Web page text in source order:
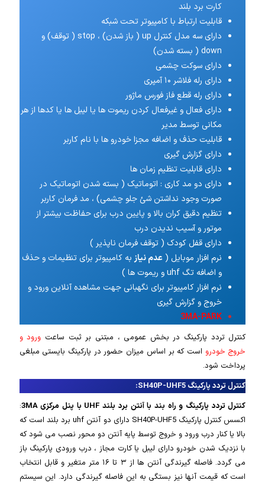
کارت برد بلند
قابلیت ارتباط با کامپیوتر تحت شبکه
دارای سه مدل کنترل up ( باز شدن) ، stop ( توقف) و
down ( بسته شدن)
دارای سوکت چشمی
دارای رله فلاشر ۱۰ آمپری
دارای رله قطع فاز فورس ماژور
دارای فعال و غیرفعال کردن ریموت ها یا لیبل ها یا کدها از هر
مکانی توسط مدیر
قابلیت حذف و اضافه مجزا خودرو ها با نام کاربر
دارای گزارش گیری
دارای قابلیت تنظیم زمان ها
دارای دو مد کاری : اتوماتیک ( بسته شدن اتوماتیک در
صورت وجود نداشتن شئ جلو چشمی) ، مد فرمان کاربر
تنظیم دقیق کران بالا و پایین درب برای حفاظت بیشتر از
موتور و آسیب ندیدن درب
دارای قفل کودک ( توقف فرمان ناپذیر )
نرم افزار موبایل ( عدم نیازبه کامپیوتر برای تنظیمات و حذف
و اضافه تگ uhf و ریموت ها )
نرم افزار کامپیوتر برای نگهبانی جهت مشاهده آنلاین ورود و
خروج و گزارش گیری
3MA-PARK
کنترل تردد پارکینگ در بخش عمومی ، مبتنی بر ثبت ساعت ورود و
خروج خودرو است که بر اساس میزان حضور در پارکینگ بایستی مبلغی
پرداخت شود.
کنترل تردد پارکینگ SH40P-UHF5:
کنترل تردد پارکینگ و راه بند با آنتن برد بلند UHF با پنل مرکزی 3MA
:
اکسس کنترل پارکینگ SH40P-UHF5 دارای دو آنتن uhf برد بلند است که
بالا یا کنار درب ورود و خروج توسط پایه آنتن دو محور نصب می شود که
با نزدیک شدن خودرو دارای لیبل یا کارت مجاز ، درب ورودی پارکینگ باز
می گردد. فاصله گیرندگی آنتن ها از ۳ تا ۱۶ متر متغیر و قابل انتخاب
است که قیمت آنها نیز بستگی به این فاصله گیرندگی دارد. این سیستم